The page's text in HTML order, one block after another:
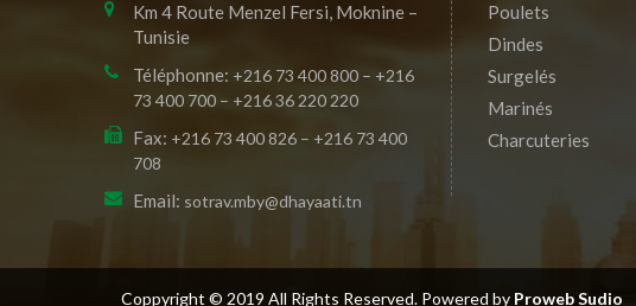
Km 4 Route Menzel Fersi, Moknine –
Tunisie
Téléphonne: +216 73 400 800 – +216
73 400 700 – +216 36 220 220
Fax: +216 73 400 826 – +216 73 400
708
Email: sotrav.mby@dhayaati.tn
Poulets
Dindes
Surgelés
Marinés
Charcuteries
Coppyright © 2019 All Rights Reserved. Powered by Proweb Sudio